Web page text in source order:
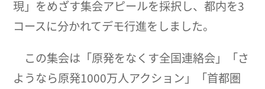
現」をめざす集会アピールを採択し、都内を3
コースに分かれてデモ行進をしました。
この集会は「原発をなくす全国連絡会」「さ
ようなら原発1000万人アクション」「首都圏